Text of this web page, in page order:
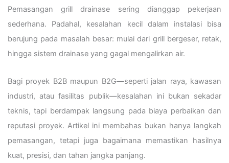
Pemasangan grill drainase sering dianggap pekerjaan
sederhana. Padahal, kesalahan kecil dalam instalasi bisa
berujung pada masalah besar: mulai dari grill bergeser, retak,
hingga sistem drainase yang gagal mengalirkan air.
Bagi proyek B2B maupun B2G—seperti jalan raya, kawasan
industri, atau fasilitas publik—kesalahan ini bukan sekadar
teknis, tapi berdampak langsung pada biaya perbaikan dan
reputasi proyek. Artikel ini membahas bukan hanya langkah
pemasangan, tetapi juga bagaimana memastikan hasilnya
kuat, presisi, dan tahan jangka panjang.